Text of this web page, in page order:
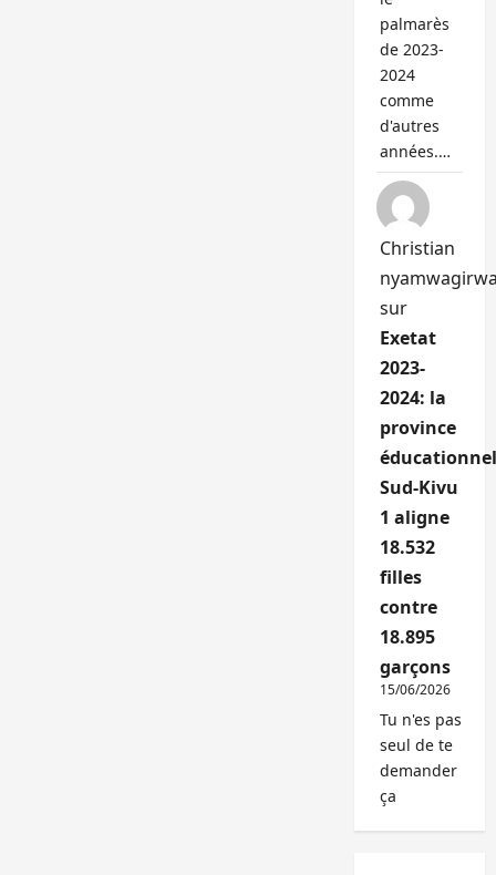
palmarès
de 2023-
2024
comme
d'autres
années.…
Christian
sur
Exetat
2023-
2024: la
province
Sud-Kivu
1 aligne
18.532
filles
contre
18.895
garçons
15/06/2026
Tu n'es pas
seul de te
demander
ça